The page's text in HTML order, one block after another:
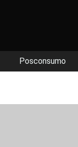
Posconsumo